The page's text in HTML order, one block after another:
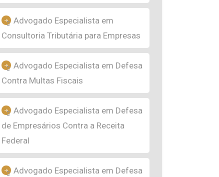
Advogado Especialista em
Consultoria Tributária para Empresas
Advogado Especialista em Defesa
Contra Multas Fiscais
Advogado Especialista em Defesa
de Empresários Contra a Receita
Federal
Advogado Especialista em Defesa